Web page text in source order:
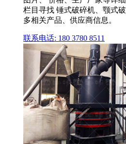
栏目寻找 锤式破碎机、颚式
多相关产品、供应商信息。
联系电话: 180 3780 8511